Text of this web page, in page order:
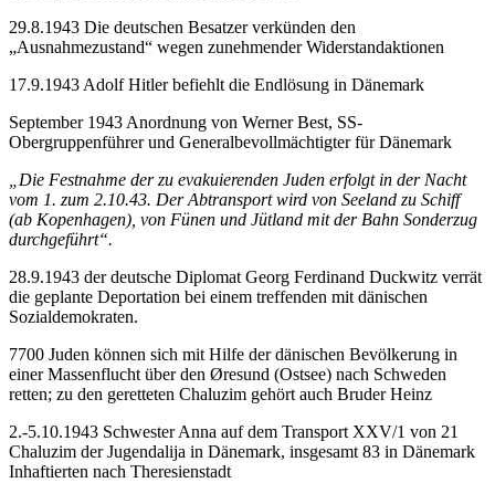
29.8.1943 Die deutschen Besatzer verkünden den
„Ausnahmezustand“ wegen zunehmender Widerstandaktionen
17.9.1943 Adolf Hitler befiehlt die Endlösung in Dänemark
September 1943 Anordnung von Werner Best, SS-
Obergruppenführer und Generalbevollmächtigter für Dänemark
„Die Festnahme der zu evakuierenden Juden erfolgt in der Nacht
vom 1. zum 2.10.43. Der Abtransport wird von Seeland zu Schiff
(ab Kopenhagen), von Fünen und Jütland mit der Bahn Sonderzug
durchgeführt“.
28.9.1943 der deutsche Diplomat Georg Ferdinand Duckwitz verrät
die geplante Deportation bei einem treffenden mit dänischen
Sozialdemokraten.
7700 Juden können sich mit Hilfe der dänischen Bevölkerung in
einer Massenflucht über den Øresund (Ostsee) nach Schweden
retten; zu den geretteten Chaluzim gehört auch Bruder Heinz
2.-5.10.1943 Schwester Anna auf dem Transport XXV/1 von 21
Chaluzim der Jugendalija in Dänemark, insgesamt 83 in Dänemark
Inhaftierten nach Theresienstadt